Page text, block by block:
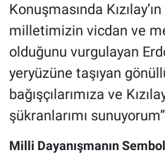
Konuşmasında
milletimizin vicdan ve
olduğunu vurgulayan
yeryüzüne taşıyan
bağışçılarımıza ve
şükranlarımı
Milli Dayanışmanın